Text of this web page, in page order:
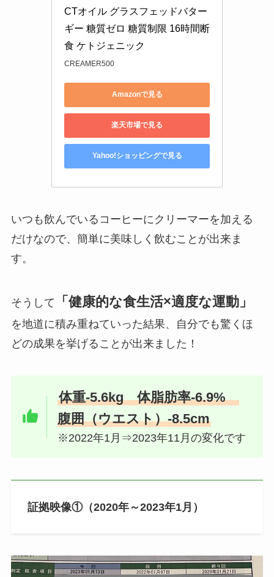
CTオイル グラスフェッドバター
ギー 糖質ゼロ 糖質制限 16時間断
食 ケトジェニック
CREAMER500
Amazonで見る
楽天市場で見る
Yahoo!ショッピングで見る
いつも飲んでいるコーヒーにクリーマーを加える
だけなので、簡単に美味しく飲むことが出来ま
す。
そうして 「健康的な食生活×適度な運動」
を地道に積み重ねていった結果、自分でも驚くほ
どの成果を挙げることが出来ました！
体重-5.6kg 体脂肪率-6.9%
腹囲（ウエスト）-8.5cm
※2022年1月⇒2023年11月の変化です
証拠映像①（2020年～2023年1月）